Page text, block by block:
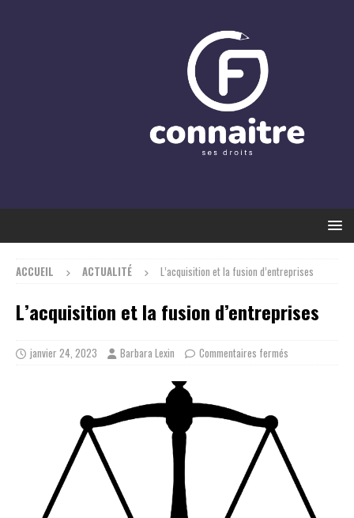
ACCUEIL ACTUALITÉ L’acquisition et la fusion d’entreprises
L’acquisition et la fusion d’entreprises
janvier 24, 2023 Barbara Lexin Commentaires fermés